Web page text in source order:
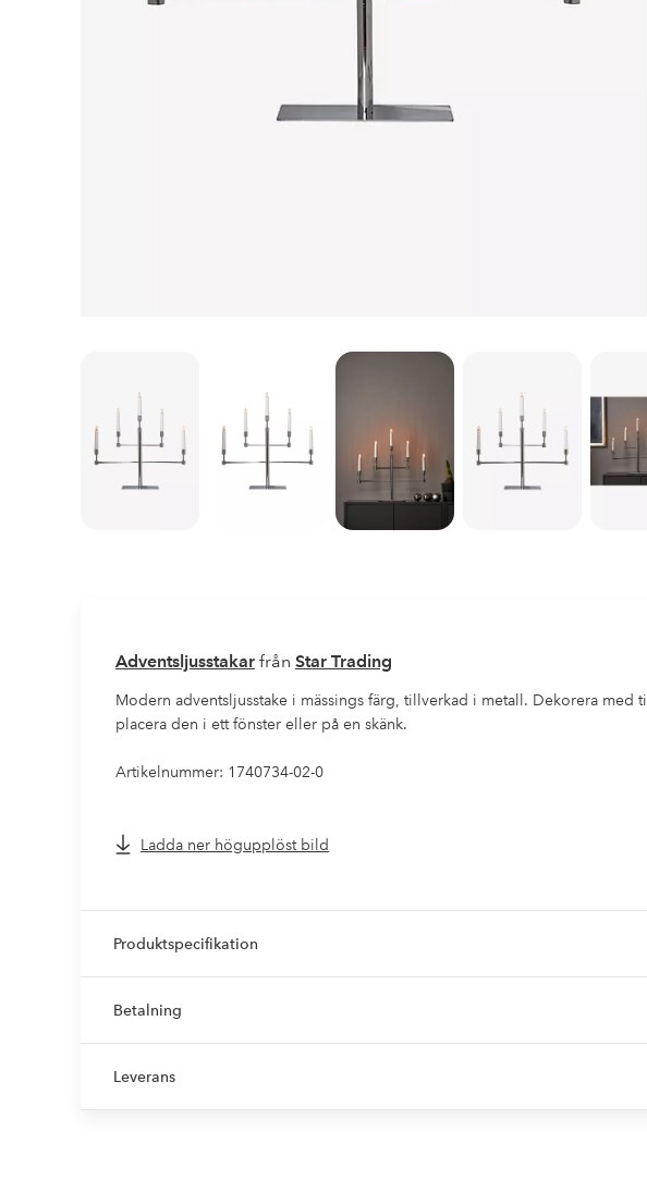
Adventsljusstakarfrån Star Trading
Modern adventsljusstake i mässings färg, tillverkad i metall. Dekorera med
placera den i ett fönster eller på en skänk.
Artikelnummer: 1740734-02-0
Ladda ner högupplöst bild
Produktspecifikation
Betalning
Leverans